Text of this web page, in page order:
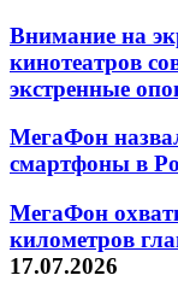
Внимание на
кинотеатров
экстренные
МегаФон
смартфоны в
МегаФон
километров
17.07.2026